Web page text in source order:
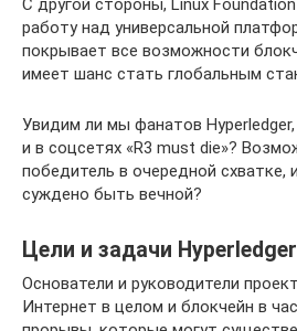
С другой стороны, Linux
работу над универсальной
покрывает все возможности
имеет шанс стать глобальным
Увидим ли мы фанатов
и в соцсетях «R3 must die»?
победитель в очередной схватке,
суждено быть вечной?
Цели и задачи Hyperledger
Основатели и руководители
Интернет в целом и блокчейн в